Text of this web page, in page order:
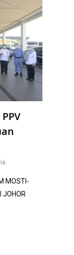
MOSTI-
JOHOR